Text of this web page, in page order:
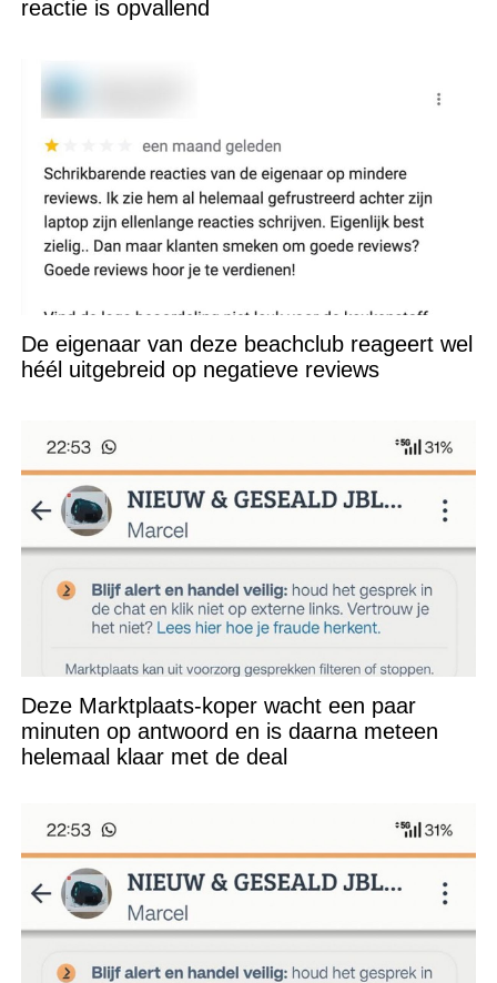
reactie is opvallend
De eigenaar van deze beachclub reageert wel
héél uitgebreid op negatieve reviews
Deze Marktplaats-koper wacht een paar
minuten op antwoord en is daarna meteen
helemaal klaar met de deal